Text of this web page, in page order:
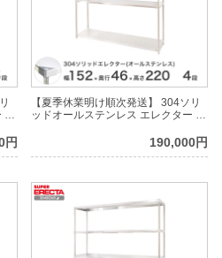
シ
イ
円
【夏季休業明け順次発送】 304ソリ
ッドオールステンレス エレクター シ
46.1cmx高さ219.7cm PSポール ダイ
カスト・アジャストボルト付 4段
190,000円